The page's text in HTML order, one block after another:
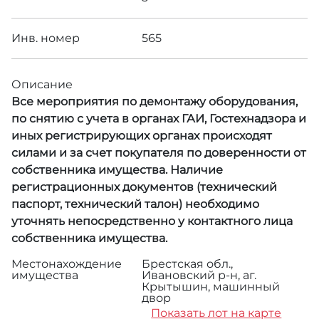
Инв. номер 565
Описание
Все мероприятия по демонтажу оборудования,
по снятию с учета в органах ГАИ, Гостехнадзора и
иных регистрирующих органах происходят
силами и за счет покупателя по доверенности от
собственника имущества. Наличие
регистрационных документов (технический
паспорт, технический талон) необходимо
уточнять непосредственно у контактного лица
собственника имущества.
Местонахождение
имущества
Брестская обл.,
Ивановский р-н, аг.
Крытышин, машинный
двор
Показать лот на карте